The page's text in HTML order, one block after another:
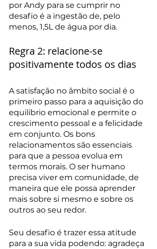
por Andy para se cumprir no
desafio é a ingestão de, pelo
menos, 1,5L de água por dia.
Regra 2: relacione-se
positivamente todos os dias
A satisfação no âmbito social é o
primeiro passo para a aquisição do
equilíbrio emocional e permite o
crescimento pessoal e a felicidade
em conjunto. Os bons
relacionamentos são essenciais
para que a pessoa evolua em
termos morais. O ser humano
precisa viver em comunidade, de
maneira que ele possa aprender
mais sobre si mesmo e sobre os
outros ao seu redor.
Seu desafio é trazer essa atitude
para a sua vida podendo: agradeça